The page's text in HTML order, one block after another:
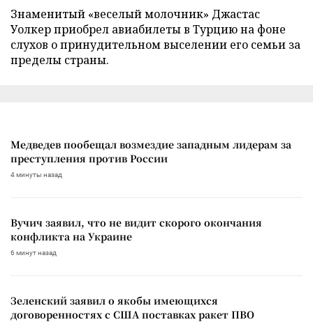
Знаменитый «веселый молочник» Джастас
Уолкер приобрел авиабилеты в Турцию на фоне
слухов о принудительном выселении его семьи за
пределы страны.
Медведев пообещал возмездие западным лидерам за
преступления против России
4 минуты назад
Вучич заявил, что не видит скорого окончания
конфликта на Украине
6 минут назад
Зеленский заявил о якобы имеющихся
договоренностях с США поставках ракет ПВО